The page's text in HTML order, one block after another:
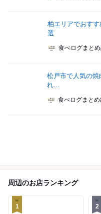
柏エリアでおす
選
食べログまと
松戸市で人気の焼
れ...
食べログまと
周辺のお店ランキング
1 2